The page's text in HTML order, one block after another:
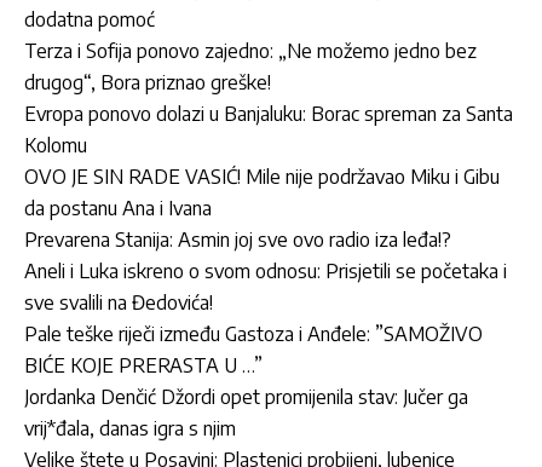
dodatna pomoć
Terza i Sofija ponovo zajedno: „Ne možemo jedno bez
drugog“, Bora priznao greške!
Evropa ponovo dolazi u Banjaluku: Borac spreman za Santa
Kolomu
OVO JE SIN RADE VASIĆ! Mile nije podržavao Miku i Gibu
da postanu Ana i Ivana
Prevarena Stanija: Asmin joj sve ovo radio iza leđa!?
Aneli i Luka iskreno o svom odnosu: Prisjetili se početaka i
sve svalili na Đedovića!
Pale teške riječi između Gastoza i Anđele: ”SAMOŽIVO
BIĆE KOJE PRERASTA U …”
Jordan­ka Denčić Džordi opet promijenila stav: Jučer ga
vrij*đala, danas igra s njim
Velike štete u Posavini: Plastenici probijeni, lubenice